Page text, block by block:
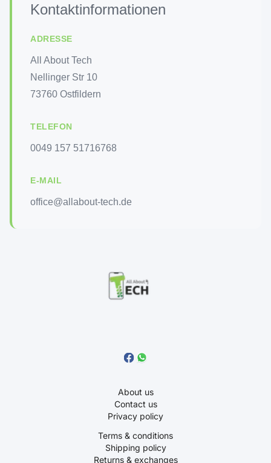
Kontaktinformationen
ADRESSE
All About Tech
Nellinger Str 10
73760 Ostfildern
TELEFON
0049 157 51716768
E-MAIL
office@allabout-tech.de
About us
Contact us
Privacy policy
Terms & conditions
Shipping policy
Returns & exchanges